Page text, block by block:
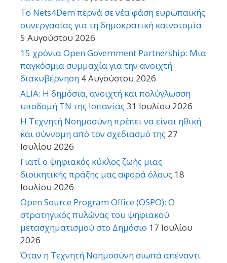
Το Nets4Dem περνά σε νέα φάση ευρωπαϊκής
συνεργασίας για τη δημοκρατική καινοτομία
5 Αυγούστου 2026
15 χρόνια Open Government Partnership: Μια
παγκόσμια συμμαχία για την ανοιχτή
διακυβέρνηση 4 Αυγούστου 2026
ALIA: Η δημόσια, ανοιχτή και πολύγλωσση
υποδομή ΤΝ της Ισπανίας 31 Ιουλίου 2026
Η Τεχνητή Νοημοσύνη πρέπει να είναι ηθική
και σύννομη από τον σχεδιασμό της 27
Ιουλίου 2026
Γιατί ο ψηφιακός κύκλος ζωής μιας
διοικητικής πράξης μας αφορά όλους 18
Ιουλίου 2026
Open Source Program Office (OSPO): Ο
στρατηγικός πυλώνας του ψηφιακού
μετασχηματισμού στο Δημόσιο 17 Ιουλίου
2026
Όταν η Τεχνητή Νοημοσύνη σιωπά απέναντι